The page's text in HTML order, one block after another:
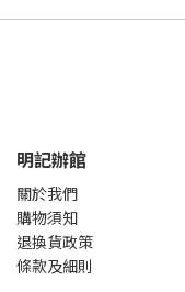
明記辦館
關於我們
購物須知
退換貨政策
條款及細則